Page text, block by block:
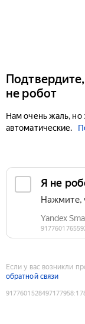
не робот
Нам очень жаль, но
автоматические.
Если у вас возникли
обратной связи
9177601528497177958: